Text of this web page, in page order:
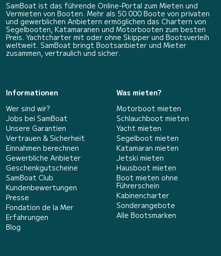
SamBoat ist das führende Online-Portal zum Mieten und
Vermieten von Booten. Mehr als 50 000 Boote von privaten
und gewerblichen Anbietern ermöglichen das Chartern von
Segelbooten, Katamaranen und Motorbooten zum besten
Preis. Yachtcharter mit oder ohne Skipper und Bootsverleih
weltweit. SamBoat bringt Bootsanbieter und Mieter
zusammen, vertraulich und sicher.
Informationen
Wer sind wir?
Jobs bei SamBoat
Unsere Garantien
Vertrauen & Sicherheit
Einnahmen berechnen
Gewerbliche Anbieter
Geschenkgutscheine
SamBoat Club
Kundenbewertungen
Presse
Fondation de la Mer
Erfahrungen
Blog
Was mieten?
Motorboot mieten
Schlauchboot mieten
Yacht mieten
Segelboot mieten
Katamaran mieten
Jetski mieten
Hausboot mieten
Boot mieten ohne
Führerschein
Kabinencharter
Sonderangebote
Alle Bootsmarken